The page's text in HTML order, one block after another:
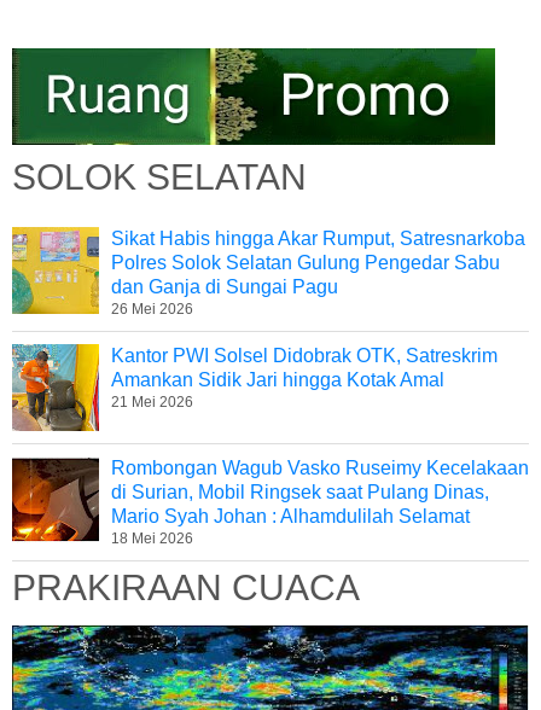
SOLOK SELATAN
Sikat Habis hingga Akar Rumput, Satresnarkoba
Polres Solok Selatan Gulung Pengedar Sabu
dan Ganja di Sungai Pagu
26 Mei 2026
Kantor PWI Solsel Didobrak OTK, Satreskrim
Amankan Sidik Jari hingga Kotak Amal
21 Mei 2026
Rombongan Wagub Vasko Ruseimy Kecelakaan
di Surian, Mobil Ringsek saat Pulang Dinas,
Mario Syah Johan : Alhamdulilah Selamat
18 Mei 2026
PRAKIRAAN CUACA